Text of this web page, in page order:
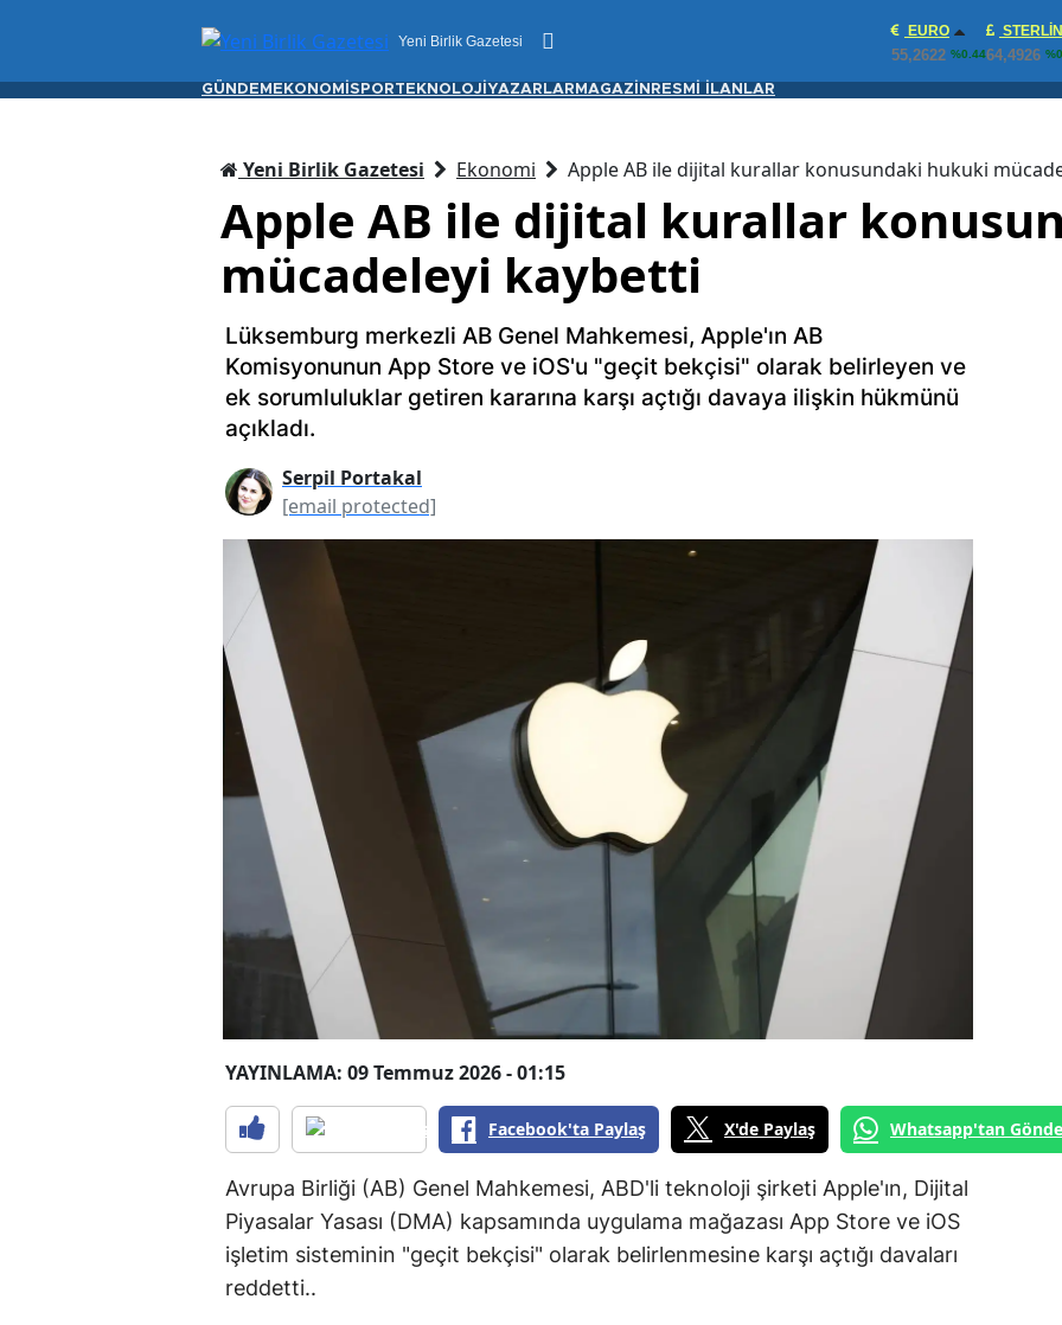
Yeni Birlik Gazetesi
EURO
55,2622 %0.44
STERLIN
64,4926
GÜNDEM EKONOMİ SPORTEKNOLOJİ YAZARLAR MAGAZİN RESMİ İLANLAR
Yeni Birlik Gazetesi Ekonomi Apple AB ile dijital kurallar konusundaki hukuki
Apple AB ile dijital kurallar
mücadeleyi kaybetti
Lüksemburg merkezli AB Genel Mahkemesi, Apple'ın AB
Komisyonunun App Store ve iOS'u "geçit bekçisi" olarak belirleyen ve
ek sorumluluklar getiren kararına karşı açtığı davaya ilişkin hükmünü
açıkladı.
Serpil Portakal
[email protected]
YAYINLAMA: 09 Temmuz 2026 - 01:15
Facebook'ta Paylaş X'de Paylaş Whatsapp'tan
Avrupa Birliği (AB) Genel Mahkemesi, ABD'li teknoloji şirketi Apple'ın, Dijital
Piyasalar Yasası (DMA) kapsamında uygulama mağazası App Store ve iOS
işletim sisteminin "geçit bekçisi" olarak belirlenmesine karşı açtığı davaları
reddetti..